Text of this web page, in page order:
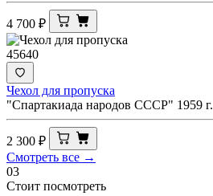
4 700 ₽
45640
Чехол для пропуска
"Спартакиада народов СССР" 1959 г.
2 300 ₽
Смотреть все →
03
Стоит посмотреть